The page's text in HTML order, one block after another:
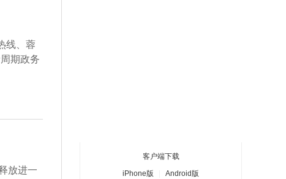
线、蓉
期政务
放进一
客户端下载
iPhone版
Android版